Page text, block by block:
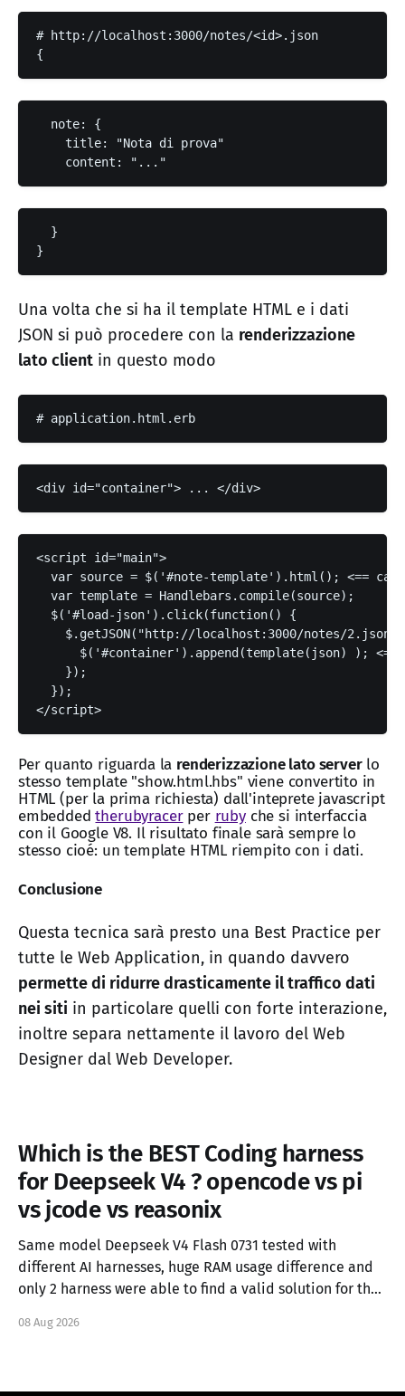
# http://localhost:3000/notes/<id>.json
{
  note: {
    title: "Nota di prova"
    content: "..."
  }
}
Una volta che si ha il template HTML e i dati
JSON si può procedere con la renderizzazione
lato client in questo modo
# application.html.erb
<div id="container"> ... </div>
<script id="main">
var source = $('#note-template').html(); <==
  var template = Handlebars.compile(source);
  $('#load-json').click(function() {
$.getJSON("http://localhost:3000/notes/
$('#container').append(template(json) );
    });
  });
</script>
Per quanto riguarda la renderizzazione lato serverlo
stesso template "show.html.hbs" viene convertito in
HTML (per la prima richiesta) dall'inteprete javascript
embeddedtherubyracerper rubyche si interfaccia
con il Google V8. Il risultato finale sarà sempre lo
stesso cioé: un template HTML riempito con i dati.
Conclusione
Questa tecnica sarà presto una Best Practice per
tutte le Web Application, in quando davvero
permette di ridurre drasticamente il traffico dati
nei siti in particolare quelli con forte interazione,
inoltre separa nettamente il lavoro del Web
Designer dal Web Developer.
Which is the BEST Coding harness
for Deepseek V4 ? opencode vs pi
vs jcode vs reasonix
Same model Deepseek V4 Flash 0731 tested with
different AI harnesses, huge RAM usage difference and
only 2 harness were able to find a valid solution for the
08 Aug 2026